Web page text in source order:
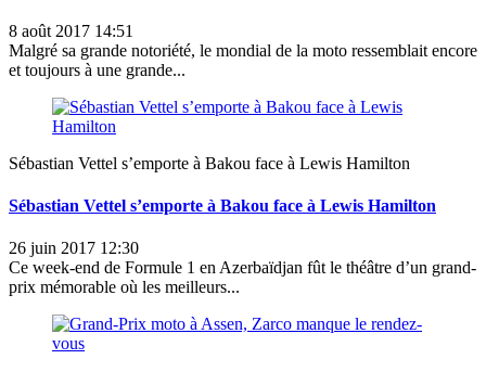
8 août 2017 14:51
Malgré sa grande notoriété, le mondial de la moto ressemblait encore
et toujours à une grande...
Sébastian Vettel s’emporte à Bakou face à Lewis Hamilton
Sébastian Vettel s’emporte à Bakou face à Lewis Hamilton
26 juin 2017 12:30
Ce week-end de Formule 1 en Azerbaïdjan fût le théâtre d’un grand-
prix mémorable où les meilleurs...